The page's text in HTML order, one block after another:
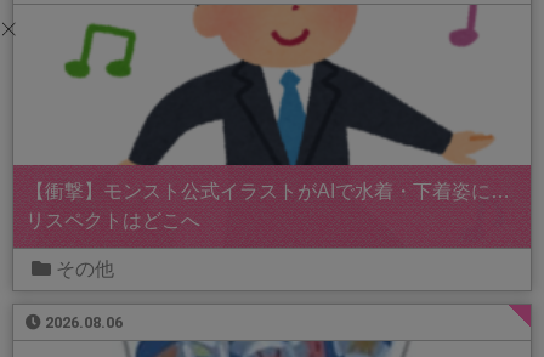
【衝撃】モンスト公式イラストがAIで水着・下着姿に…
リスペクトはどこへ
その他
2026.08.06